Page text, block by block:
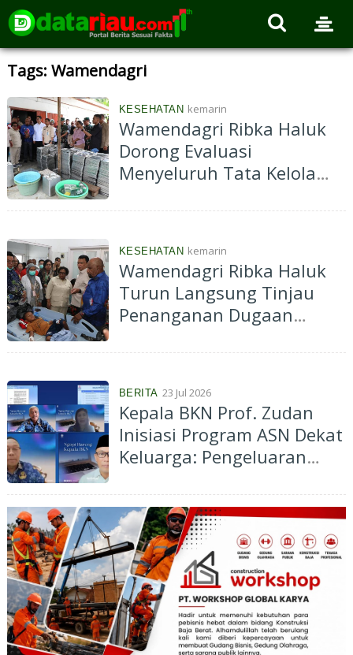
Tags: Wamendagri
KESEHATAN kemarin
Wamendagri Ribka Haluk
Dorong Evaluasi
Menyeluruh Tata Kelola
Pascadugaan Keracunan di
KESEHATAN kemarin
Wamendagri Ribka Haluk
Turun Langsung Tinjau
Penanganan Dugaan
Kabupaten Jayapura
BERITA 23 Jul 2026
Kepala BKN Prof. Zudan
Inisiasi Program ASN Dekat
Keluarga: Pengeluaran
Meningkat